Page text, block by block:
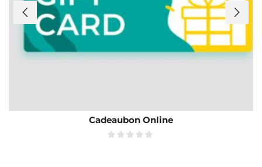
Cadeaubon Online